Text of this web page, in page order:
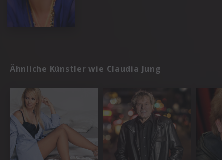
Ähnliche Künstler wie Claudia Jung